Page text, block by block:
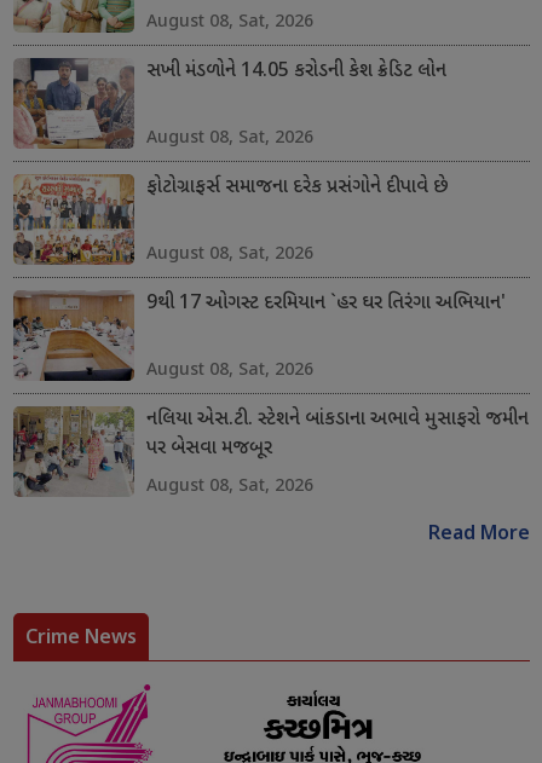
August 08, Sat, 2026
સખી મંડળોને 14.05 કરોડની કેશ ક્રેડિટ લોન
August 08, Sat, 2026
ફોટોગ્રાફર્સ સમાજના દરેક પ્રસંગોને દીપાવે છે
August 08, Sat, 2026
9થી 17 ઓગસ્ટ દરમિયાન `હર ઘર તિરંગા અભિયાન'
August 08, Sat, 2026
નલિયા એસ.ટી. સ્ટેશને બાંકડાના અભાવે મુસાફરો જમીન
પર બેસવા મજબૂર
August 08, Sat, 2026
Read More
Crime News